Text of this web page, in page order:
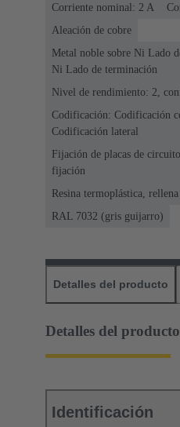
Corriente nominal: ‌2 A
Aleación de cobre
Metal noble sobre Ni Lado
Ni Lado de terminación
Nivel de rendimiento: 2,
Codificación: Codificación
Codificación lateral
Fijación de placas de
fijación
Resina termoplástica,
RAL 7032 (gris guijarro)
Detalles del producto
Detalles del producto
Identificación